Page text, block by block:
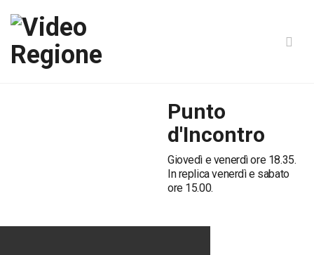
Punto
d'Incontro
Giovedì e venerdì ore 18.35.
In replica venerdì e sabato
ore 15.00.